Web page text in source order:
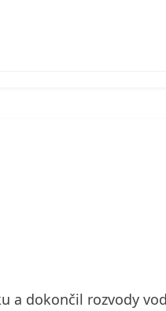
dokončil rozvody